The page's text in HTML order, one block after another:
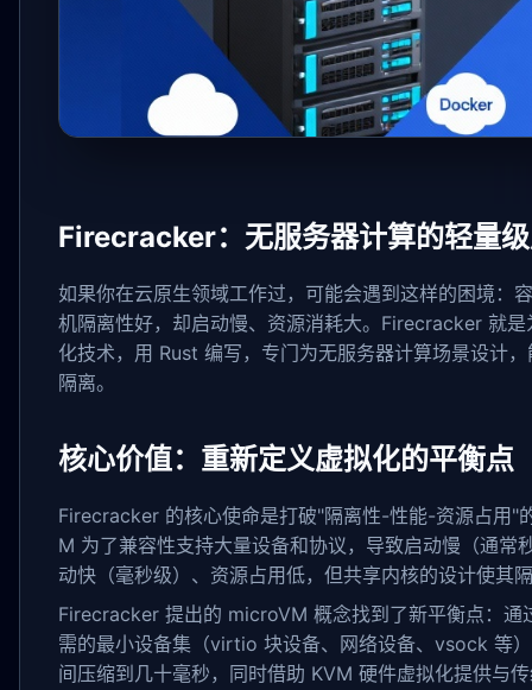
Firecracker：无服务器计算的轻量
如果你在云原生领域工作过，可能会遇到这样的困境：
机隔离性好，却启动慢、资源消耗大。Firecracker 就
化技术，用 Rust 编写，专门为无服务器计算场景设计
隔离。
核心价值：重新定义虚拟化的平衡点
Firecracker 的核心使命是打破"隔离性-性能-资源占用"
M 为了兼容性支持大量设备和协议，导致启动慢（通
动快（毫秒级）、资源占用低，但共享内核的设计使其
Firecracker 提出的 microVM 概念找到了新平衡点：通
需的最小设备集（virtio 块设备、网络设备、vsock 等
间压缩到几十毫秒，同时借助 KVM 硬件虚拟化提供与